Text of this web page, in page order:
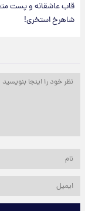
قاب عاشقانه و پست
شاهرخ استخری!